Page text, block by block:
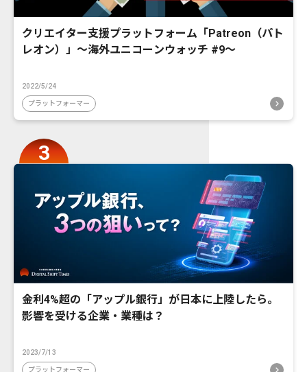
クリエイター支援プラットフォーム「Patreon（パト
レオン）」〜海外ユニコーンウォッチ #9〜
2022/5/24
プラットフォーマー
金利4%超の「アップル銀行」が日本に上陸したら。
影響を受ける企業・業種は？
2023/7/13
プラットフォーマー